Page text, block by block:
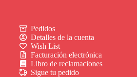
Pedidos
Detalles de la cuenta
Wish List
Facturación electrónica
Libro de reclamaciones
Sigue tu pedido